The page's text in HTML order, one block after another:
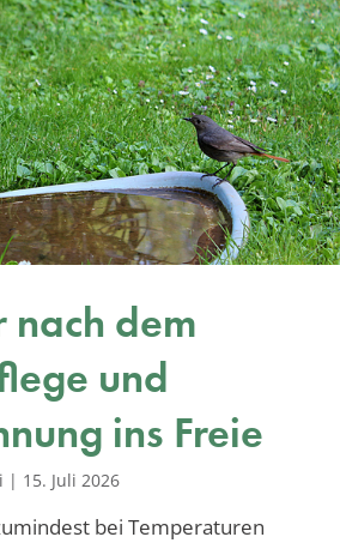
dem
und
ins Freie
| 15. Juli 2026
bei Temperaturen